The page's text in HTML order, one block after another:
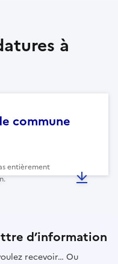
à
commune
entièrement
d’information
recevoir… Ou